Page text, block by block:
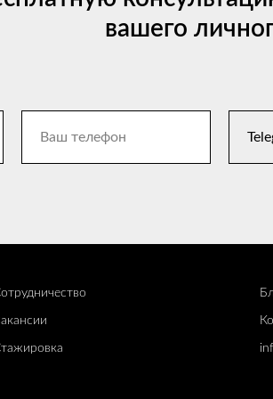
вашего
а